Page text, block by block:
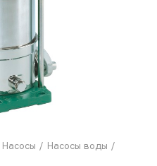
Насосы
Насосы воды